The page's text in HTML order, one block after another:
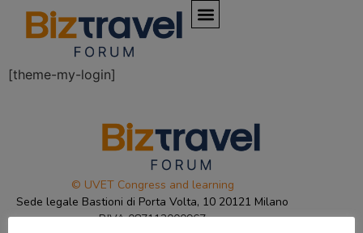
[theme-my-login]
© UVET Congress and learning
Sede legale Bastioni di Porta Volta, 10 20121 Milano
P.IVA 087112000967